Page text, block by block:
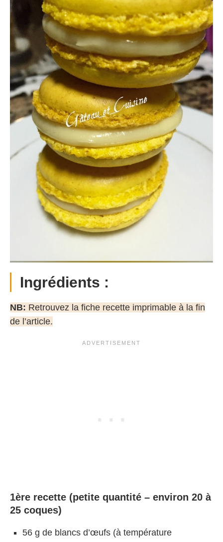
Ingrédients :
NB: Retrouvez la fiche recette imprimable à la fin
de l’article.
1ère recette (petite quantité – environ 20 à
25 coques)
56 g de blancs d’œufs (à température